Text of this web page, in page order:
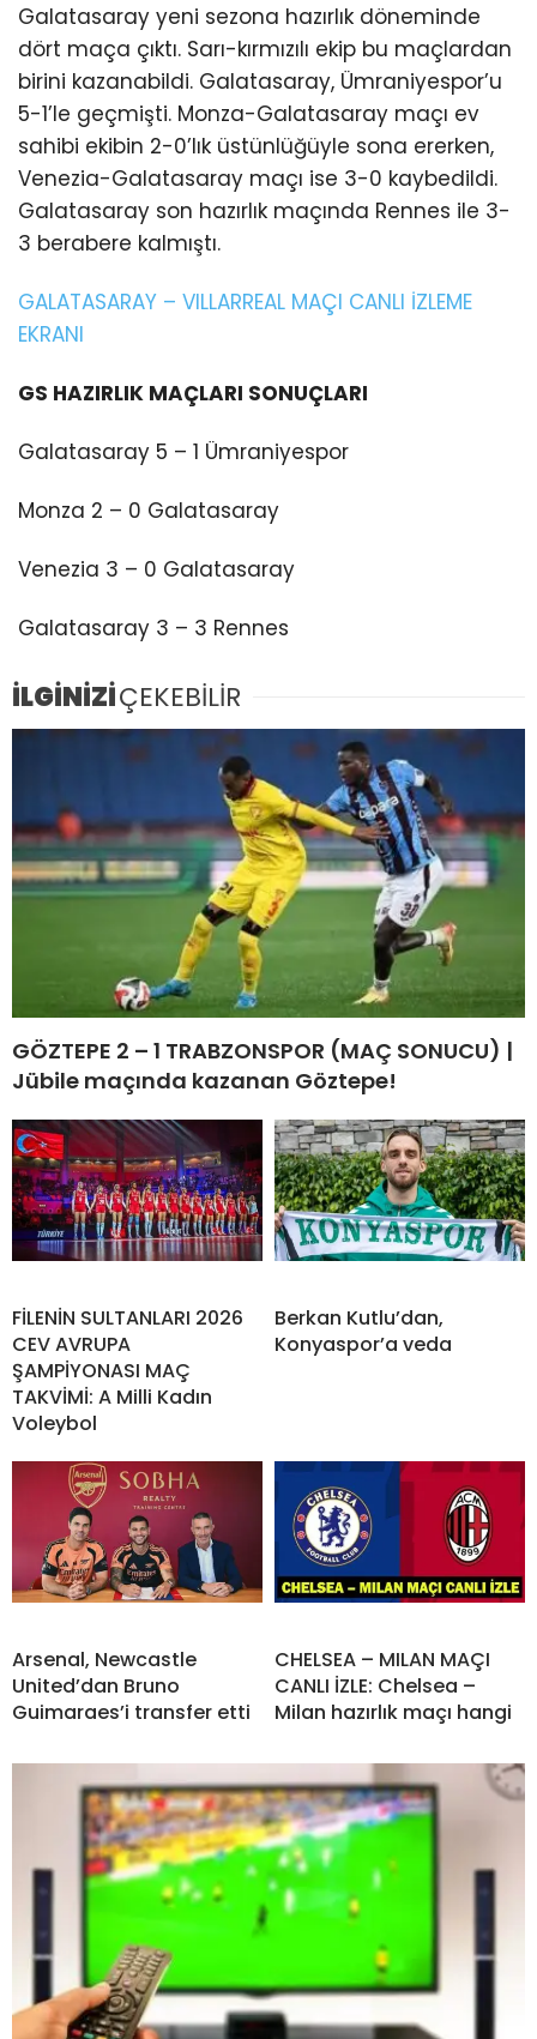
Galatasaray yeni sezona hazırlık döneminde
dört maça çıktı. Sarı-kırmızılı ekip bu maçlardan
birini kazanabildi. Galatasaray, Ümraniyespor’u
5-1’le geçmişti. Monza-Galatasaray maçı ev
sahibi ekibin 2-0’lık üstünlüğüyle sona ererken,
Venezia-Galatasaray maçı ise 3-0 kaybedildi.
Galatasaray son hazırlık maçında Rennes ile 3-
3 berabere kalmıştı.
GALATASARAY – VILLARREAL MAÇI CANLI İZLEME
EKRANI
GS HAZIRLIK MAÇLARI SONUÇLARI
Galatasaray 5 – 1 Ümraniyespor
Monza 2 – 0 Galatasaray
Venezia 3 – 0 Galatasaray
Galatasaray 3 – 3 Rennes
İLGİNİZİÇEKEBİLİR
GÖZTEPE 2 – 1 TRABZONSPOR (MAÇ SONUCU) |
Jübile maçında kazanan Göztepe!
FİLENİN SULTANLARI 2026
CEV AVRUPA
ŞAMPİYONASI MAÇ
TAKVİMİ: A Milli Kadın
Voleybol
Berkan Kutlu’dan,
Konyaspor’a veda
Arsenal, Newcastle
United’dan Bruno
Guimaraes’i transfer etti
CHELSEA – MILAN MAÇI
CANLI İZLE: Chelsea –
Milan hazırlık maçı hangi